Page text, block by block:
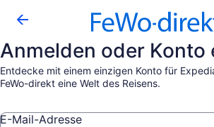
Anmelden oder Konto
Entdecke mit einem einzigen Konto für
FeWo-direkt eine Welt des Reisens.
E-Mail-Adresse